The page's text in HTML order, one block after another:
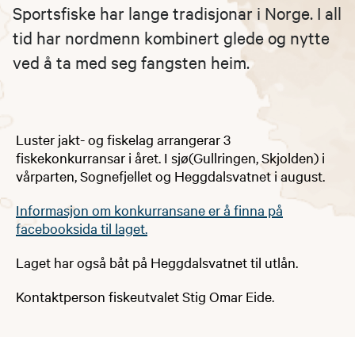
Sportsfiske har lange tradisjonar i Norge. I all
tid har nordmenn kombinert glede og nytte
ved å ta med seg fangsten heim.
Luster jakt- og fiskelag arrangerar 3
fiskekonkurransar i året. I sjø(Gullringen, Skjolden) i
vårparten, Sognefjellet og Heggdalsvatnet i august.
Informasjon om konkurransane er å finna på
facebooksida til laget.
Laget har også båt på Heggdalsvatnet til utlån.
Kontaktperson fiskeutvalet Stig Omar Eide.